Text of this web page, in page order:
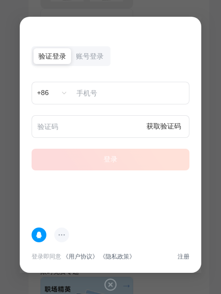
100 套
限时免费专题
验证登录 账号登录
+86
获取验证码
登录
登录即同意 《用户协议》 《隐私政策》 注册